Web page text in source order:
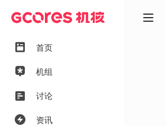
首页
机组
讨论
资讯